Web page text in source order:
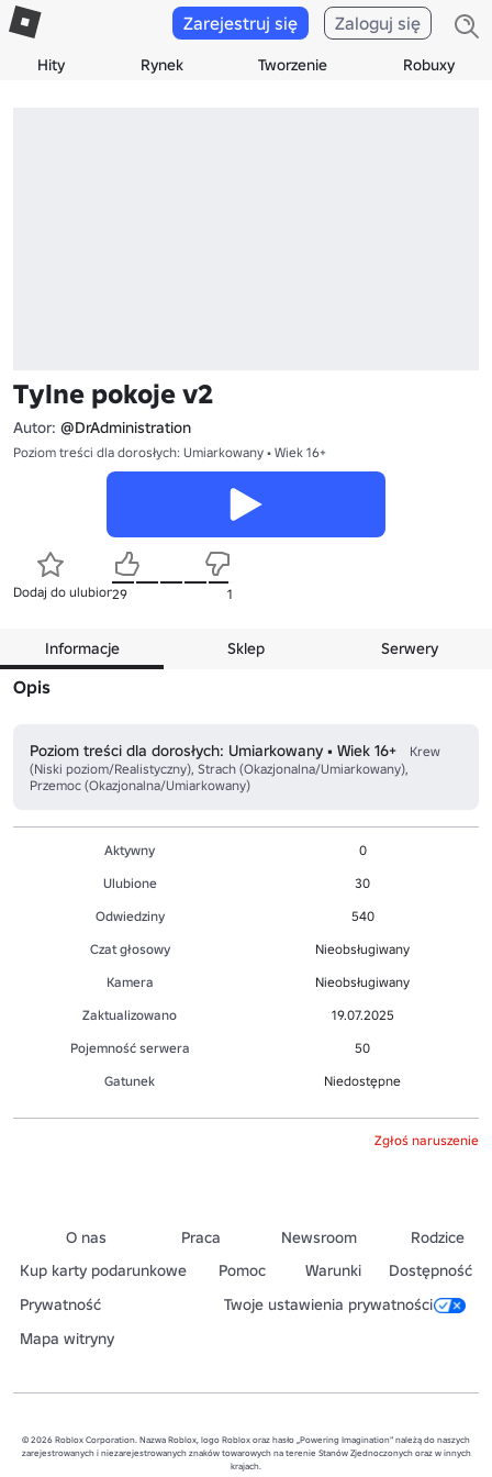
Hity Rynek Tworzenie Robuxy
Zarejestruj się Zaloguj się
Tylne pokoje v2
Autor: @DrAdministration
Poziom treści dla dorosłych: Umiarkowany • Wiek 16+
Dodaj do ulubionych
29 1
Informacje Sklep Serwery
Opis
Poziom treści dla dorosłych: Umiarkowany • Wiek 16+
Krew
(Niski poziom/Realistyczny), Strach (Okazjonalna/Umiarkowany),
Przemoc (Okazjonalna/Umiarkowany)
Aktywny
0
Ulubione
30
Odwiedziny
540
Czat głosowy
Nieobsługiwany
Kamera
Nieobsługiwany
Zaktualizowano
19.07.2025
Pojemność serwera
50
Gatunek
Niedostępne
Zgłoś naruszenie
O nas Praca Newsroom
Rodzice
Kup karty podarunkowe
Pomoc Warunki
Dostępność
Prywatność
Twoje ustawienia prywatności
Mapa witryny
© 2026 Roblox Corporation. Nazwa Roblox, logo Roblox oraz hasło „Powering Imagination” należą do naszych
zarejestrowanych i niezarejestrowanych znaków towarowych na terenie Stanów Zjednoczonych oraz w innych
krajach.